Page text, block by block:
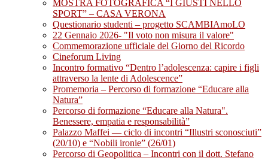
MOSTRA FOTOGRAFICA “I GIUSTI NELLO
SPORT” – CASA VERONA
Questionario studenti – progetto SCAMBIAmoLO
22 Gennaio 2026- "Il voto non misura il valore"
Commemorazione ufficiale del Giorno del Ricordo
Cineforum Living
Incontro formativo “Dentro l’adolescenza: capire i figli
attraverso la lente di Adolescence”
Promemoria – Percorso di formazione “Educare alla
Natura”
Percorso di formazione “Educare alla Natura".
Benessere, empatia e responsabilità”
Palazzo Maffei — ciclo di incontri “Illustri sconosciuti”
(20/10) e “Nobili ironie” (26/01)
Percorso di Geopolitica – Incontri con il dott. Stefano